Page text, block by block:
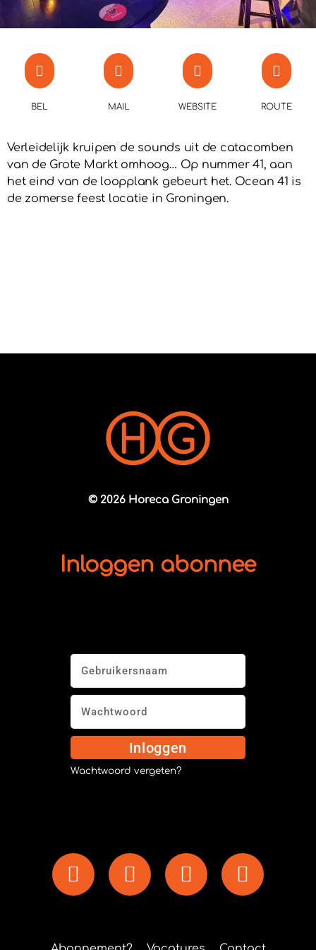
BEL MAIL WEBSITE ROUTE
Verleidelijk kruipen de sounds uit de catacomben
van de Grote Markt omhoog… Op nummer 41, aan
het eind van de loopplank gebeurt het. Ocean 41 is
de zomerse feest locatie in Groningen.
© 2026 Horeca Groningen
Inloggen abonnee
Inloggen
Wachtwoord vergeten?